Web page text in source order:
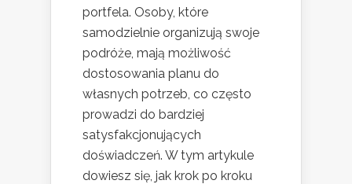
portfela. Osoby, które
samodzielnie organizują swoje
podróże, mają możliwość
dostosowania planu do
własnych potrzeb, co często
prowadzi do bardziej
satysfakcjonujących
doświadczeń. W tym artykule
dowiesz się, jak krok po kroku